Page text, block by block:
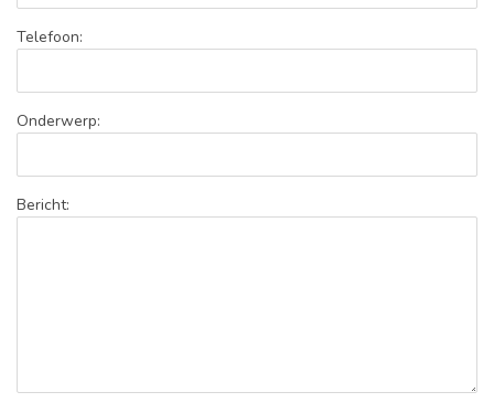
Telefoon:
Onderwerp:
Bericht: